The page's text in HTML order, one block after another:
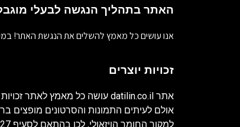
האתר בתהליך הנגשה לבעלי
אנו עושים כל מאמץ להשלים את הנגשת האתר!
זכויות יוצרים
אתר datilin.co.il עושה כל מאמץ לאתר
אולם לעיתים התמונות והסרטונים